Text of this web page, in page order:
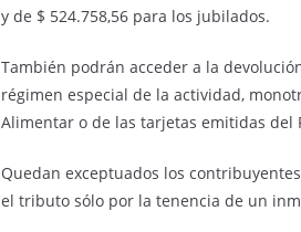
y de $ 524.758,56 para los jubilados.
También podrán acceder a la
régimen especial de la actividad,
Alimentar o de las tarjetas emitidas del
Quedan exceptuados los
el tributo sólo por la tenencia de un